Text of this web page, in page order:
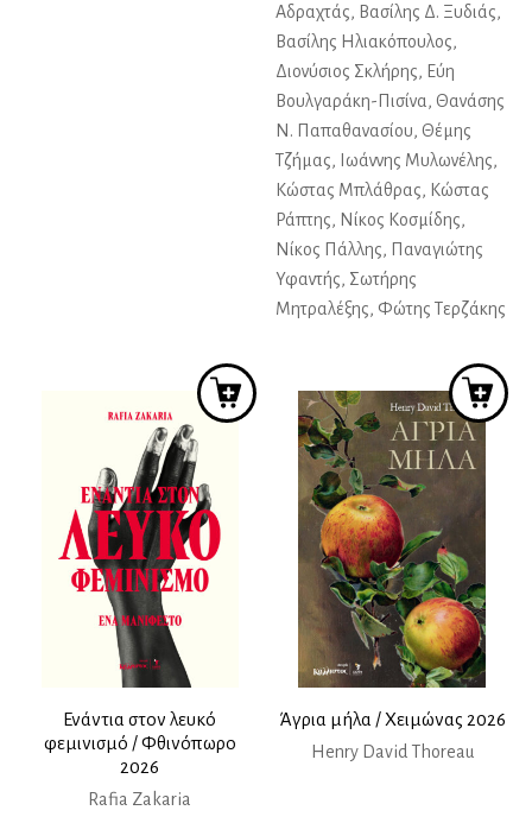
Αδραχτάς, Βασίλης Δ. Ξυδιάς,
Βασίλης Ηλιακόπουλος,
Διονύσιος Σκλήρης, Εύη
Βουλγαράκη-Πισίνα, Θανάσης
Ν. Παπαθανασίου, Θέμης
Τζήμας, Ιωάννης Μυλωνέλης,
Κώστας Μπλάθρας, Κώστας
Ράπτης, Νίκος Κοσμίδης,
Νίκος Πάλλης, Παναγιώτης
Υφαντής, Σωτήρης
Μητραλέξης, Φώτης Τερζάκης
Ενάντια στον λευκό
φεμινισμό / Φθινόπωρο
2026
Rafia Zakaria
Άγρια μήλα / Χειμώνας 2026
Henry David Thoreau